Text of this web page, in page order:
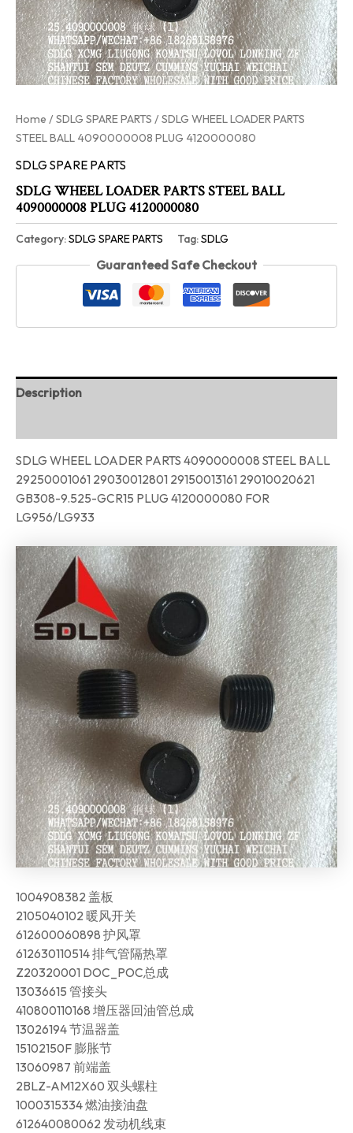
Home /SDLG SPARE PARTS / SDLG WHEEL LOADER PARTS
STEEL BALL 4090000008 PLUG 4120000080
SDLG SPARE PARTS
SDLG WHEEL LOADER PARTS STEEL BALL
4090000008 PLUG 4120000080
Category:SDLG SPARE PARTS Tag:SDLG
Guaranteed Safe Checkout
Description
SDLG WHEEL LOADER PARTS 4090000008 STEEL BALL
29250001061 29030012801 29150013161 29010020621
GB308-9.525-GCR15 PLUG 4120000080 FOR
LG956/LG933
1004908382 盖板
2105040102 暖风开关
612600060898 护风罩
612630110514 排气管隔热罩
Z20320001 DOC_POC总成
13036615 管接头
410800110168 增压器回油管总成
13026194 节温器盖
15102150F 膨胀节
13060987 前端盖
2BLZ-AM12X60 双头螺柱
1000315334 燃油接油盘
612640080062 发动机线束